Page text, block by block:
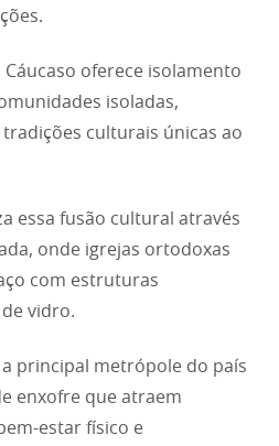
oferece isolamento
isoladas,
culturais únicas ao
essa fusão cultural através
onde igrejas ortodoxas
com estruturas
vidro.
principal metrópole do país
enxofre que atraem
estar físico e